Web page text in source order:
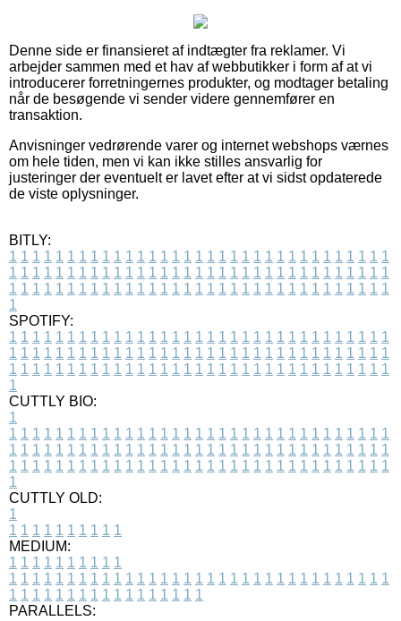
Denne side er finansieret af indtægter fra reklamer. Vi
arbejder sammen med et hav af webbutikker i form af at vi
introducerer forretningernes produkter, og modtager betaling
når de besøgende vi sender videre gennemfører en
transaktion.
Anvisninger vedrørende varer og internet webshops værnes
om hele tiden, men vi kan ikke stilles ansvarlig for
justeringer der eventuelt er lavet efter at vi sidst opdaterede
de viste oplysninger.
BITLY:
1 1 1 1 1 1 1 1 1 1 1 1 1 1 1 1 1 1 1 1 1 1 1 1 1 1 1 1 1 1 1 1 1
1 1 1 1 1 1 1 1 1 1 1 1 1 1 1 1 1 1 1 1 1 1 1 1 1 1 1 1 1 1 1 1 1
1 1 1 1 1 1 1 1 1 1 1 1 1 1 1 1 1 1 1 1 1 1 1 1 1 1 1 1 1 1 1 1 1
1
SPOTIFY:
1 1 1 1 1 1 1 1 1 1 1 1 1 1 1 1 1 1 1 1 1 1 1 1 1 1 1 1 1 1 1 1 1
1 1 1 1 1 1 1 1 1 1 1 1 1 1 1 1 1 1 1 1 1 1 1 1 1 1 1 1 1 1 1 1 1
1 1 1 1 1 1 1 1 1 1 1 1 1 1 1 1 1 1 1 1 1 1 1 1 1 1 1 1 1 1 1 1 1
1
CUTTLY BIO:
1
1 1 1 1 1 1 1 1 1 1 1 1 1 1 1 1 1 1 1 1 1 1 1 1 1 1 1 1 1 1 1 1 1
1 1 1 1 1 1 1 1 1 1 1 1 1 1 1 1 1 1 1 1 1 1 1 1 1 1 1 1 1 1 1 1 1
1 1 1 1 1 1 1 1 1 1 1 1 1 1 1 1 1 1 1 1 1 1 1 1 1 1 1 1 1 1 1 1 1
1
CUTTLY OLD:
1
1 1 1 1 1 1 1 1 1 1
MEDIUM:
1 1 1 1 1 1 1 1 1 1
1 1 1 1 1 1 1 1 1 1 1 1 1 1 1 1 1 1 1 1 1 1 1 1 1 1 1 1 1 1 1 1 1
1 1 1 1 1 1 1 1 1 1 1 1 1 1 1 1 1
PARALLELS: